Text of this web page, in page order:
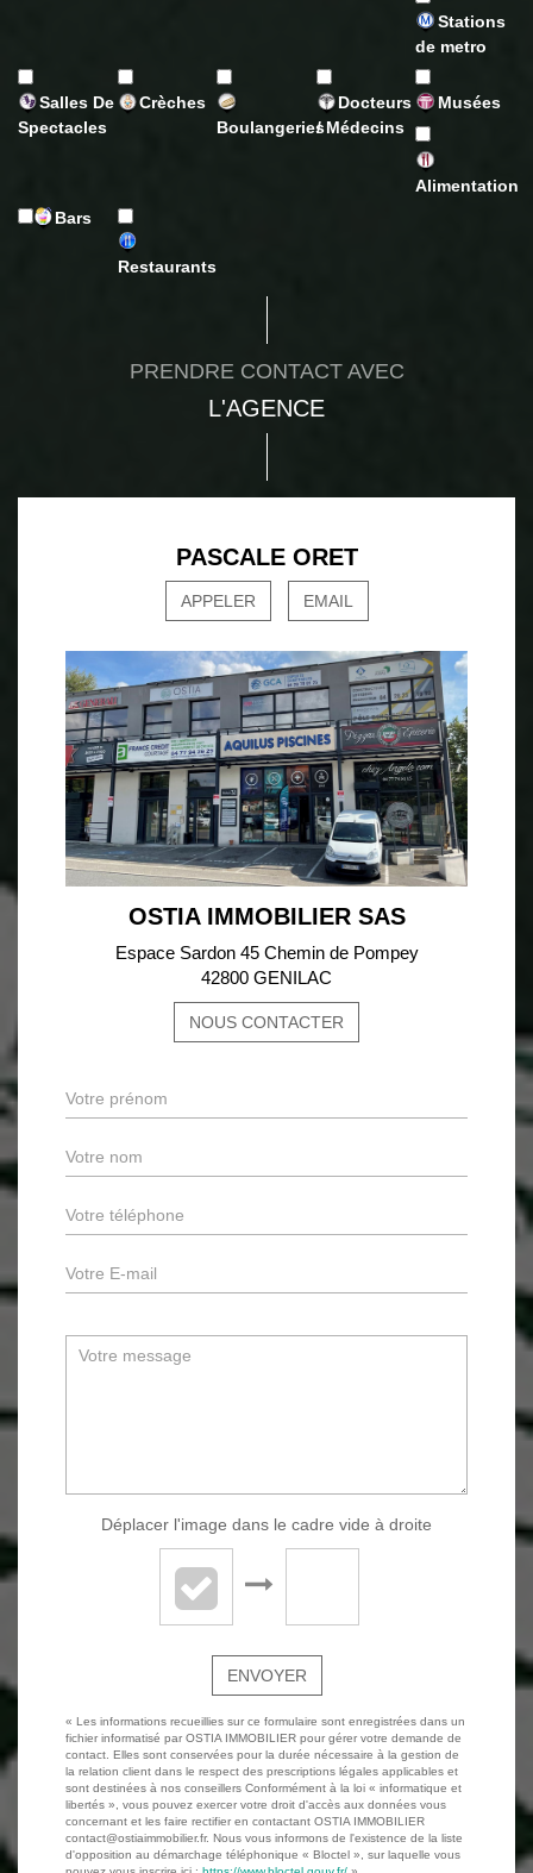
Stations
de metro
Salles De
Spectacles
Crèches
Boulangeries
Docteurs
/ Médecins
Musées
Alimentation
Bars
Restaurants
PRENDRE CONTACT AVEC
L'AGENCE
PASCALE ORET
APPELER EMAIL
OSTIA IMMOBILIER SAS
Espace Sardon 45 Chemin de Pompey
42800 GENILAC
NOUS CONTACTER
Déplacer l'image dans le cadre vide à droite
ENVOYER
« Les informations recueillies sur ce formulaire sont enregistrées dans un
fichier informatisé par OSTIA IMMOBILIER pour gérer votre demande de
contact. Elles sont conservées pour la durée nécessaire à la gestion de
la relation client dans le respect des prescriptions légales applicables et
sont destinées à nos conseillers Conformément à la loi « informatique et
libertés », vous pouvez exercer votre droit d'accès aux données vous
concernant et les faire rectifier en contactant OSTIA IMMOBILIER
contact@ostiaimmobilier.fr. Nous vous informons de l'existence de la liste
d'opposition au démarchage téléphonique « Bloctel », sur laquelle vous